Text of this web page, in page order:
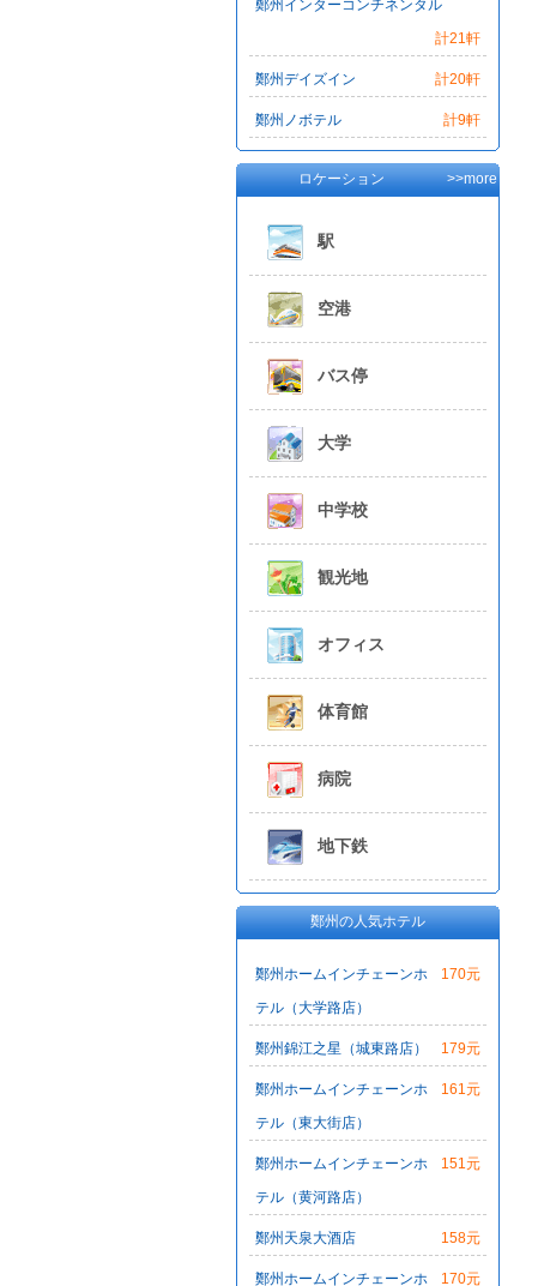
鄭州インターコンチネンタル
計21軒
鄭州デイズイン 計20軒
鄭州ノボテル 計9軒
ロケーション >>more
駅
空港
バス停
大学
中学校
観光地
オフィス
体育館
病院
地下鉄
鄭州の人気ホテル
170元
鄭州ホームインチェーンホ
テル（大学路店）
179元
鄭州錦江之星（城東路店）
161元
鄭州ホームインチェーンホ
テル（東大街店）
151元
鄭州ホームインチェーンホ
テル（黄河路店）
158元
鄭州天泉大酒店
170元
鄭州ホームインチェーンホ